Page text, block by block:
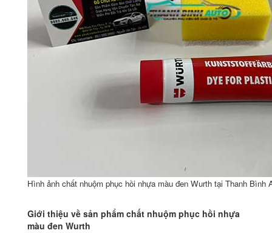
Hình ảnh chất nhuộm phục hồi nhựa màu đen Wurth tại Thanh Bình
Giới thiệu về sản phẩm chất nhuộm phục hồi nhựa
màu đen Wurth